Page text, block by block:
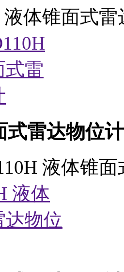
液体锥面式
式雷达物位计
液体锥